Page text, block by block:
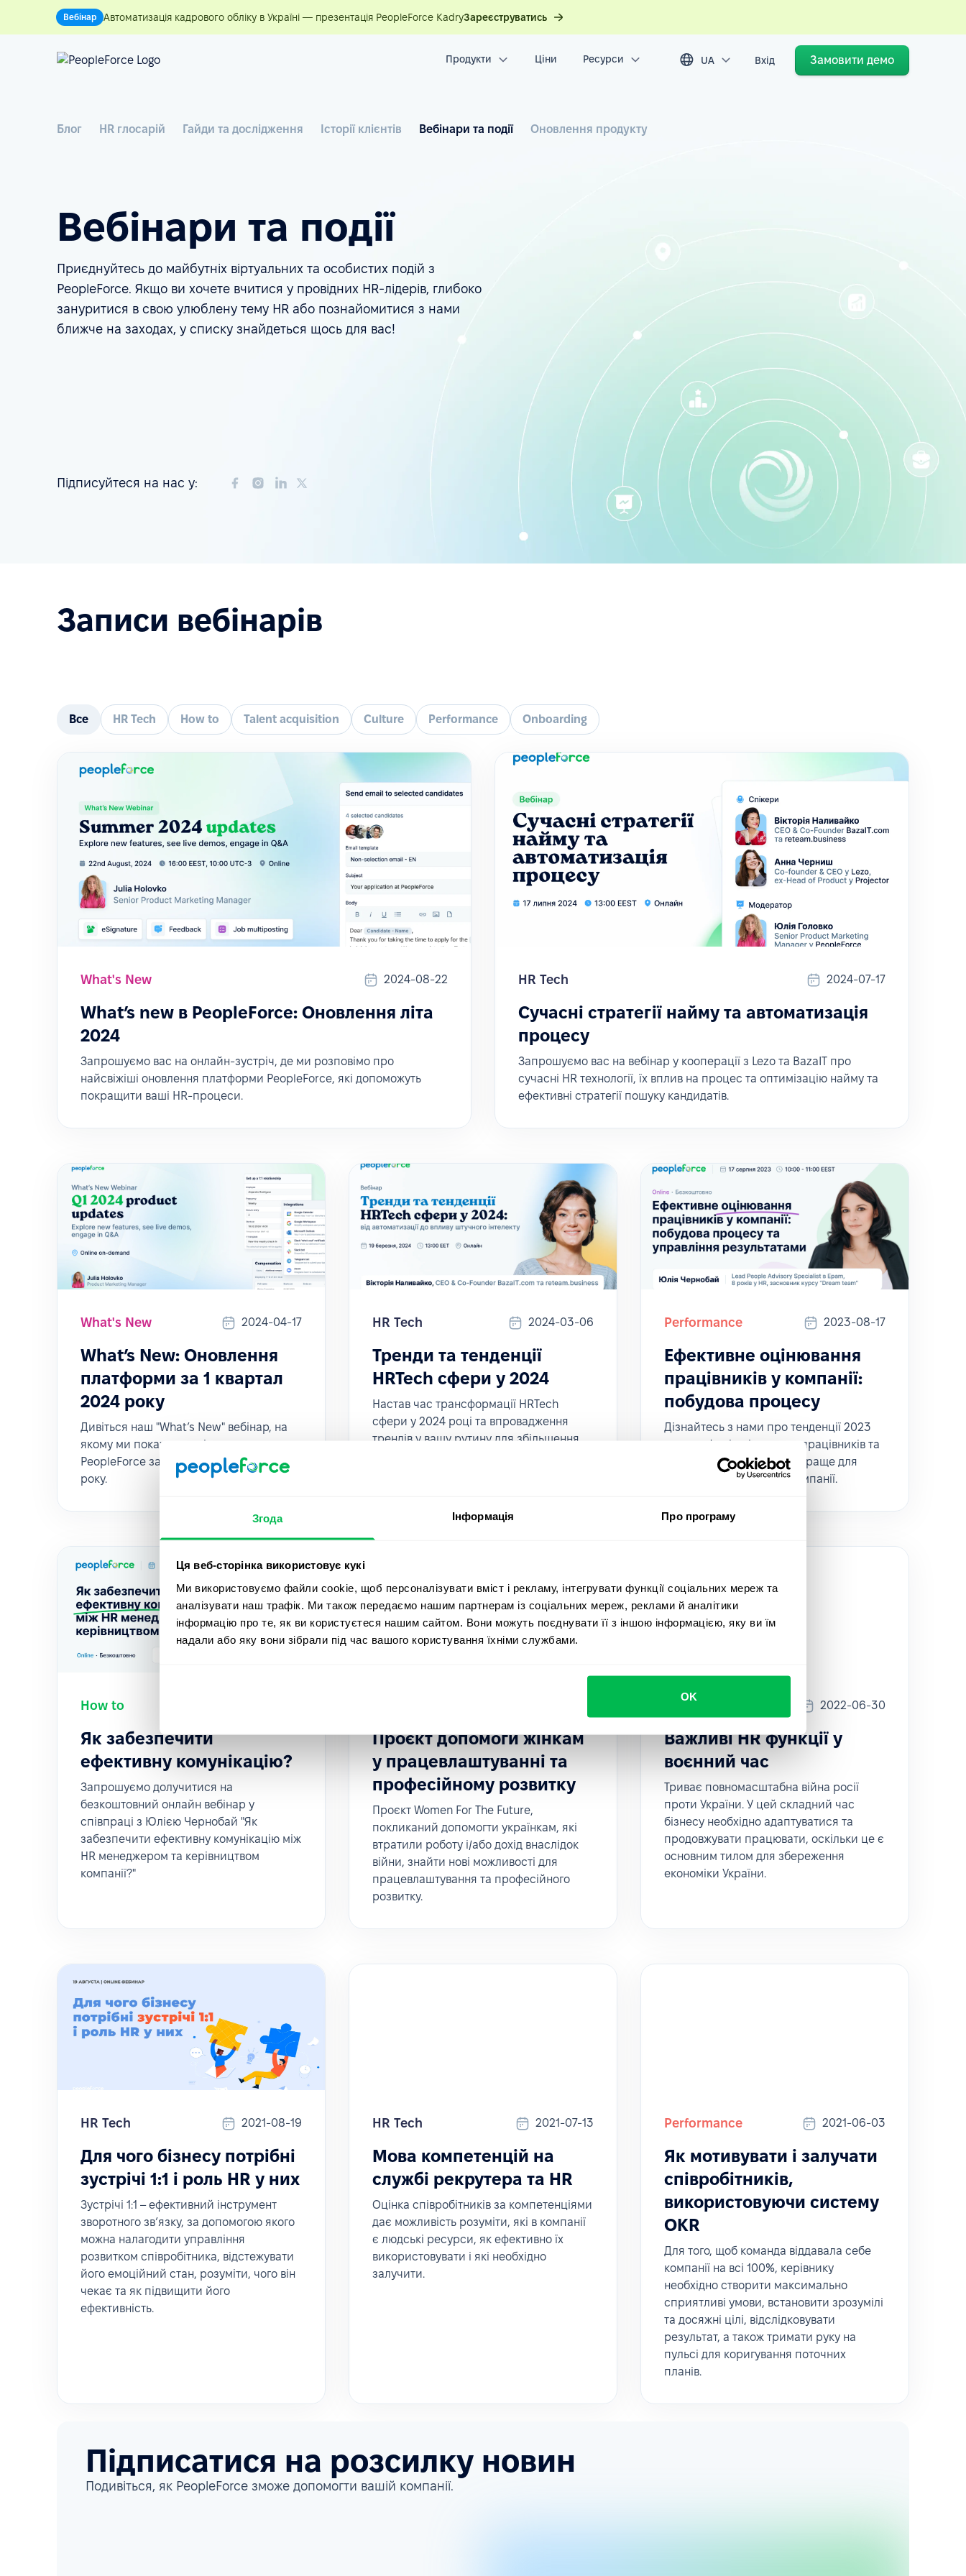
Згода Інформація Про програму
Ця веб-сторінка використовує кукі
Ми використовуємо файли cookie, щоб персоналізувати вміст і рекламу, інтегрувати функції соціальних мереж та
аналізувати наш трафік. Ми також передаємо нашим партнерам із соціальних мереж, реклами й аналітики
інформацію про те, як ви користуєтеся нашим сайтом. Вони можуть поєднувати її з іншою інформацією, яку ви їм
надали або яку вони зібрали під час вашого користування їхніми службами.
OK
Вебінар Автоматизація кадрового обліку в Україні — презентація PeopleForce KadryЗареєструватись
Продукти Ціни Ресурси UA Вхід Замовити демо
Блог HR глосарій Гайди та дослідження Історії клієнтів Вебінари та події Оновлення продукту
Вебінари та події
Приєднуйтесь до майбутніх віртуальних та особистих подій з
PeopleForce. Якщо ви хочете вчитися у провідних HR-лідерів, глибоко
зануритися в свою улюблену тему HR або познайомитися з нами
ближче на заходах, у списку знайдеться щось для вас!
Підписуйтеся на нас у:
Записи вебінарів
Все HR Tech How to Talent acquisition Culture Performance Onboarding
What's New 2024-08-22
What’s new в PeopleForce: Оновлення літа
2024
Запрошуємо вас на онлайн-зустріч, де ми розповімо про
найсвіжіші оновлення платформи PeopleForce, які допоможуть
покращити ваші HR-процеси.
HR Tech 2024-07-17
Сучасні стратегії найму та автоматизація
процесу
Запрошуємо вас на вебінар у кооперації з Lezo та BazaIT про
сучасні HR технології, їх вплив на процес та оптимізацію найму та
ефективні стратегії пошуку кандидатів.
What's New 2024-04-17
What’s New: Оновлення
платформи за 1 квартал
2024 року
Дивіться наш "What’s New" вебінар, на
якому ми покажемо всі оновлення
PeopleForce за перший квартал 2024
року.
HR Tech 2024-03-06
Тренди та тенденції
HRTech сфери у 2024
Настав час трансформації HRTech
сфери у 2024 році та впровадження
трендів у вашу рутину для збільшення
Performance 2023-08-17
Ефективне оцінювання
працівників у компанії:
побудова процесу
Дізнайтесь з нами про тенденції 2023
року в сфері оцінювання працівників та
методи, які підійдуть найкраще для
впровадження у вашій компанії.
How to
Як забезпечити
ефективну комунікацію?
Запрошуємо долучитися на
безкоштовний онлайн вебінар у
співпраці з Юлією Чернобай "Як
забезпечити ефективну комунікацію між
HR менеджером та керівництвом
компанії?"
Проєкт допомоги жінкам
у працевлаштуванні та
професійному розвитку
Проєкт Women For The Future,
покликаний допомогти українкам, які
втратили роботу і/або дохід внаслідок
війни, знайти нові можливості для
працевлаштування та професійного
розвитку.
HR Tech 2022-06-30
Важливі HR функції у
воєнний час
Триває повномасштабна війна pосії
проти України. У цей складний час
бізнесу необхідно адаптуватися та
продовжувати працювати, оскільки це є
основним тилом для збереження
економіки України.
HR Tech 2021-08-19
Для чого бізнесу потрібні
зустрічі 1:1 і роль HR у них
Зустрічі 1:1 – ефективний інструмент
зворотного зв’язку, за допомогою якого
можна налагодити управління
розвитком співробітника, відстежувати
його емоційний стан, розуміти, чого він
чекає та як підвищити його
ефективність.
HR Tech 2021-07-13
Мова компетенцій на
службі рекрутера та HR
Оцінка співробітників за компетенціями
дає можливість розуміти, які в компанії
є людські ресурси, як ефективно їх
використовувати і які необхідно
залучити.
Performance 2021-06-03
Як мотивувати і залучати
співробітників,
використовуючи систему
OKR
Для того, щоб команда віддавала себе
компанії на всі 100%, керівнику
необхідно створити максимально
сприятливі умови, встановити зрозумілі
та досяжні цілі, відслідковувати
результат, а також тримати руку на
пульсі для коригування поточних
планів.
Підписатися на розсилку новин
Подивіться, як PeopleForce зможе допомогти вашій компанії.